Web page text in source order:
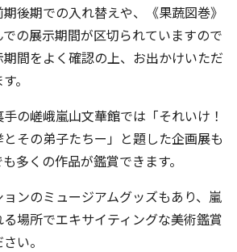
後期での入れ替えや、《果蔬図巻》
の展示期間が区切られていますので
間をよく確認の上、お出かけいただ
。
の嵯峨嵐山文華館では「それいけ！
その弟子たちー」と題した企画展も
多くの作品が鑑賞できます。
ンのミュージアムグッズもあり、嵐
場所でエキサイティングな美術鑑賞
い。